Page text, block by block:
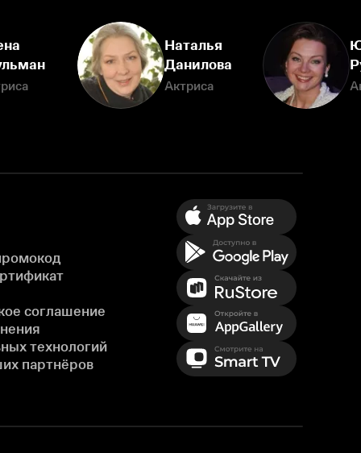
Наталья
Данилова
Актриса
соглашение
технологий
партнёров